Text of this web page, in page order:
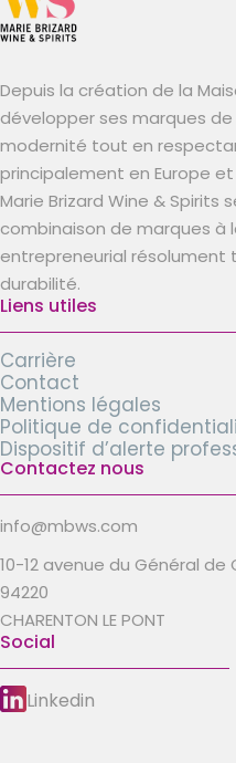
Depuis la création de la
développer ses marques
modernité tout en
principalement en Europe et
Marie Brizard Wine & Spirits
combinaison de marques à
entrepreneurial résolument
durabilité.
Liens utiles
Carrière
Contact
Mentions légales
Politique de
Dispositif d’alerte
Contactez nous
info@mbws.com
10-12 avenue du Général de
94220
CHARENTON LE PONT
Social
Linkedin